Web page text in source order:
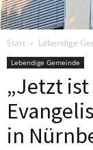
Start Lebendige
Lebendige Gemeinde
„Jetzt
in